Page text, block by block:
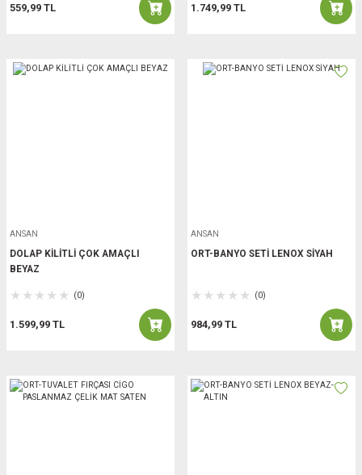
559,99 TL 1.749,99 TL
ANSAN
DOLAP KİLİTLİ ÇOK AMAÇLI
BEYAZ
(0)
1.599,99 TL
ANSAN
ORT-BANYO SETİ LENOX SİYAH
(0)
984,99 TL